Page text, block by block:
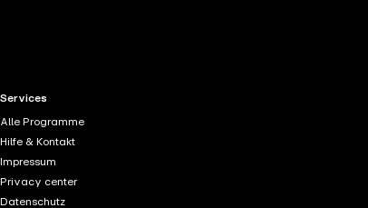
RTL+ useful links.
Services
Alle Programme
Hilfe & Kontakt
Impressum
Privacy center
Datenschutz